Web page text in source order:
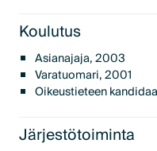
Koulutus
Asianajaja, 2003
Varatuomari, 2001
Oikeustieteen
Järjestötoiminta